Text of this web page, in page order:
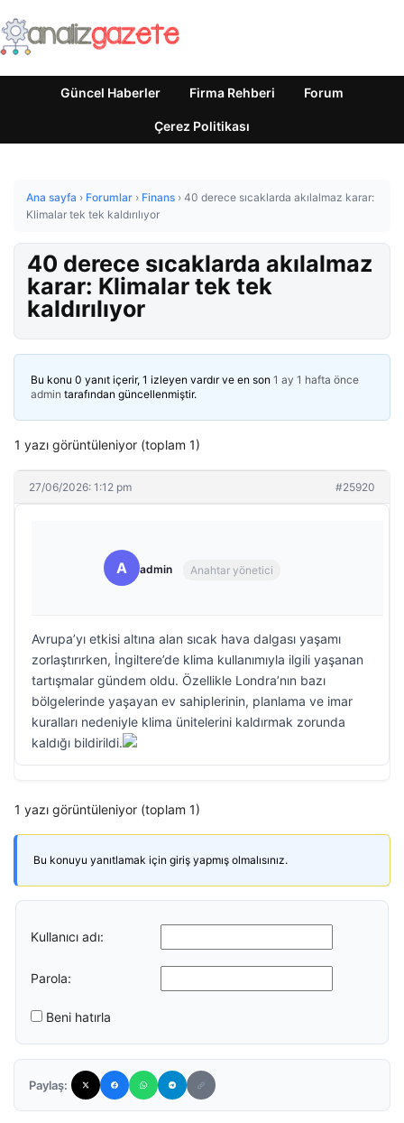
Güncel Haberler Firma Rehberi Forum
Çerez Politikası
Ana sayfa › Forumlar › Finans › 40 derece sıcaklarda akılalmaz karar:
Klimalar tek tek kaldırılıyor
40 derece sıcaklarda akılalmaz
karar: Klimalar tek tek
kaldırılıyor
Bu konu 0 yanıt içerir, 1 izleyen vardır ve en son 1 ay 1 hafta önce
admin tarafından güncellenmiştir.
1 yazı görüntüleniyor (toplam 1)
27/06/2026: 1:12 pm #25920
A admin Anahtar yönetici
Avrupa’yı etkisi altına alan sıcak hava dalgası yaşamı
zorlaştırırken, İngiltere’de klima kullanımıyla ilgili yaşanan
tartışmalar gündem oldu. Özellikle Londra’nın bazı
bölgelerinde yaşayan ev sahiplerinin, planlama ve imar
kuralları nedeniyle klima ünitelerini kaldırmak zorunda
kaldığı bildirildi.
1 yazı görüntüleniyor (toplam 1)
Bu konuyu yanıtlamak için giriş yapmış olmalısınız.
Kullanıcı adı:
Parola:
Beni hatırla
Paylaş: